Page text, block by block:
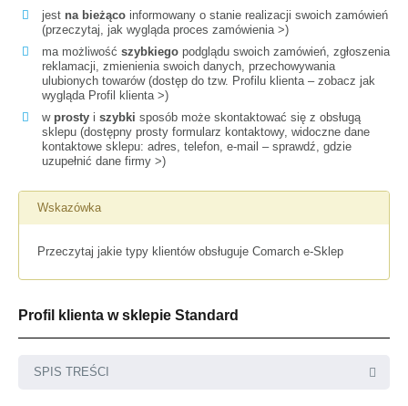
jest na bieżąco informowany o stanie realizacji swoich zamówień
(przeczytaj, jak wygląda proces zamówienia >)
ma możliwość szybkiego podglądu swoich zamówień, zgłoszenia
reklamacji, zmienienia swoich danych, przechowywania
ulubionych towarów (dostęp do tzw. Profilu klienta – zobacz jak
wygląda Profil klienta >)
wprosty i szybki sposób może skontaktować się z obsługą
sklepu (dostępny prosty formularz kontaktowy, widoczne dane
kontaktowe sklepu: adres, telefon, e-mail – sprawdź, gdzie
uzupełnić dane firmy >)
Wskazówka
Przeczytaj jakie typy klientów obsługuje Comarch e-Sklep
Profil klienta w sklepie Standard
SPIS TREŚCI